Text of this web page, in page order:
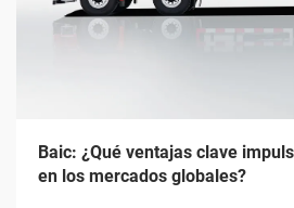
Baic: ¿Qué ventajas clave
en los mercados globales?